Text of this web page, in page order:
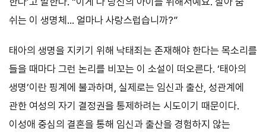
쉬는 이 생명체… 얼마나 사랑스럽습니까?”
태아의 생명을 지키기 위해 낙태죄는 존재해야 한다는 목소리를
들을 때마다 그런 논리를 비꼬는 이 소설이 떠오른다. ‘태아의
생명’이란 핑계에 불과하며, 실제로는 임신과 출산, 성관계에
관한 여성의 자기 결정권을 통제하려는 시도이기 때문이다.
이성애 중심의 결혼을 통해 임신과 출산을 경험하지 않는